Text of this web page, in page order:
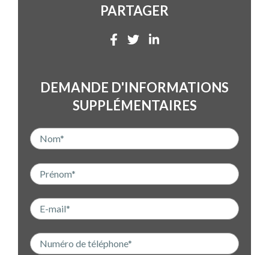
PARTAGER
DEMANDE D'INFORMATIONS
SUPPLÉMENTAIRES